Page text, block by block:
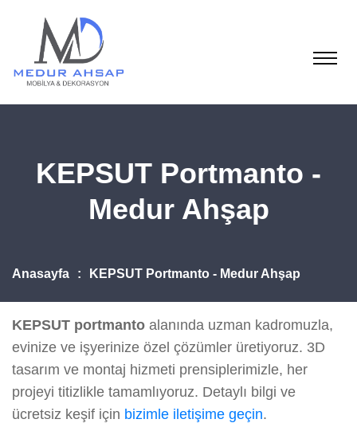
KEPSUT Portmanto -
Medur Ahşap
Anasayfa KEPSUT Portmanto - Medur Ahşap
KEPSUT portmanto alanında uzman kadromuzla,
evinize ve işyerinize özel çözümler üretiyoruz. 3D
tasarım ve montaj hizmeti prensiplerimizle, her
projeyi titizlikle tamamlıyoruz. Detaylı bilgi ve
ücretsiz keşif için bizimle iletişime geçin.